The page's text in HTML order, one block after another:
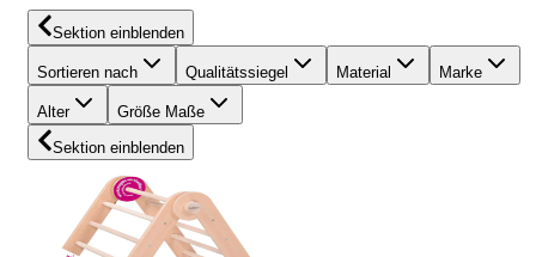
Sektion einblenden
Sortieren nach Qualitätssiegel Material Marke
Alter
Größe Maße
Sektion einblenden